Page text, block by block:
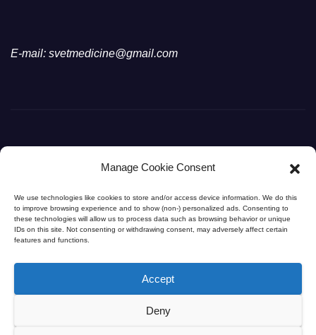
Manage Cookie Consent
We use technologies like cookies to store and/or access device information. We do this
to improve browsing experience and to show (non-) personalized ads. Consenting to
these technologies will allow us to process data such as browsing behavior or unique
IDs on this site. Not consenting or withdrawing consent, may adversely affect certain
features and functions.
Accept
Deny
E-mail: svetmedicine@gmail.com
Svet Medicine
Svet Medicine na dlanu
. Sva prava zadržana. |